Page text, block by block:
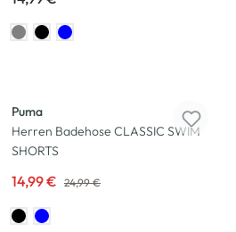
Puma
Herren Badehose CLASSIC SWIM
SHORTS
14,99 € 24,99 €